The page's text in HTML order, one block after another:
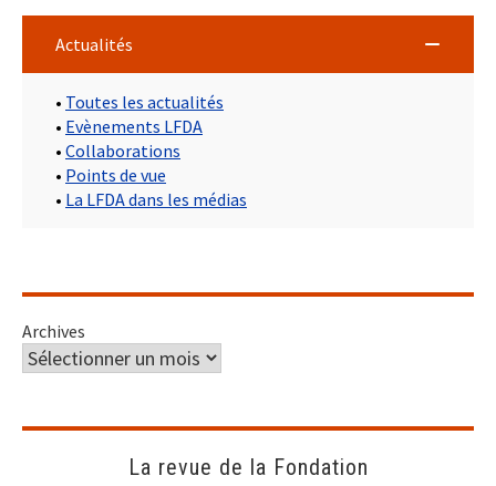
Actualités
• Toutes les actualités
• Evènements LFDA
• Collaborations
• Points de vue
• La LFDA dans les médias
Archives
La revue de la Fondation